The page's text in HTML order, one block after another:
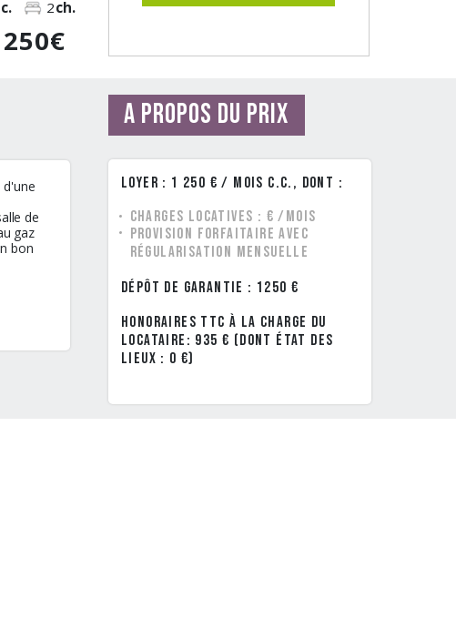
2ch.
d'une
de
gaz
bon
A propos du prix
Loyer : 1 250 € / mois C.C., dont :
Charges Locatives : € /mois
Provision forfaitaire avec
régularisation mensuelle
Dépôt de garantie : 1250 €
Honoraires TTC à la charge du
locataire: 935 € (dont état des
lieux : 0 €)